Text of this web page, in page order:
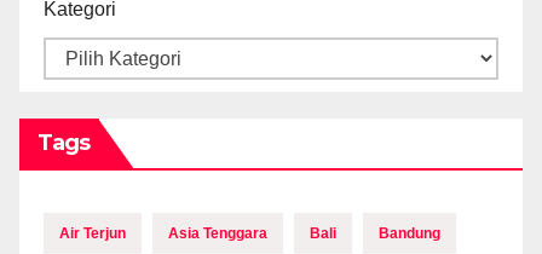
Kategori
Tags
Air Terjun Asia Tenggara Bali Bandung